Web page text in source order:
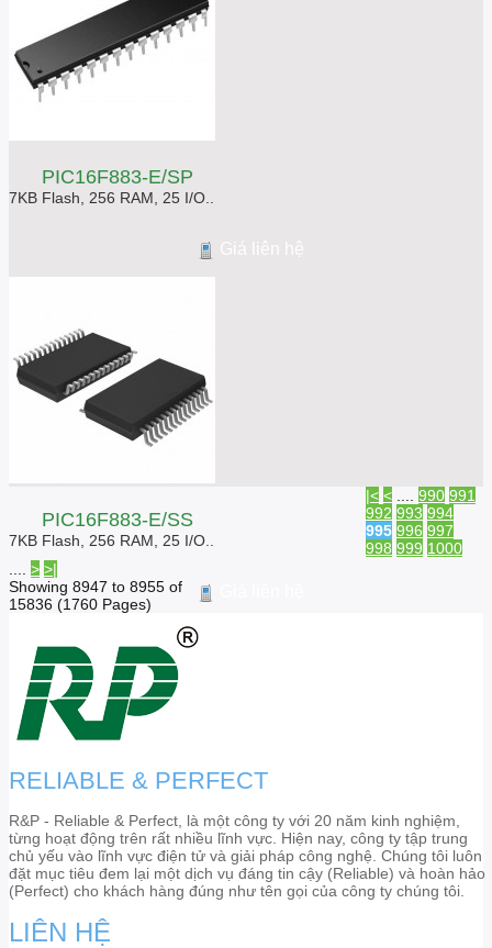
PIC16F883-E/SP
7KB Flash, 256 RAM, 25 I/O..
Giá liên hệ
PIC16F883-E/SS
7KB Flash, 256 RAM, 25 I/O..
|< < 990 991
992 993 994
995 996 997
998 999 1000
> >|
Showing 8947 to 8955 of
15836 (1760 Pages)
RELIABLE & PERFECT
R&P - Reliable & Perfect, là một công ty với 20 năm kinh nghiệm,
từng hoạt động trên rất nhiều lĩnh vực. Hiện nay, công ty tập trung
chủ yếu vào lĩnh vực điện tử và giải pháp công nghệ. Chúng tôi luôn
đặt mục tiêu đem lại một dịch vụ đáng tin cậy (Reliable) và hoàn hảo
(Perfect) cho khách hàng đúng như tên gọi của công ty chúng tôi.
LIÊN HỆ